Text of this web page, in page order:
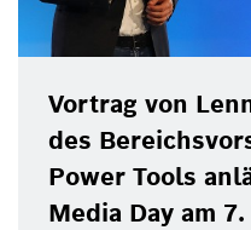
Vortrag von
des
Power Tools
Media Day am